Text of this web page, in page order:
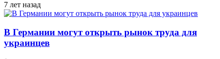
7 лет назад
В Германии могут открыть рынок труда для
украинцев